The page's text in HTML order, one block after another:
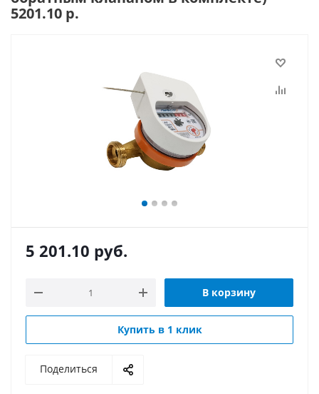
5201.10 р.
5 201.10 руб.
В корзину
Купить в 1 клик
Поделиться